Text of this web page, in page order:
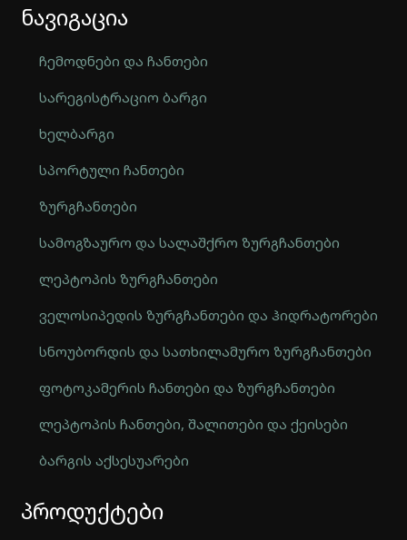
ნავიგაცია
ჩემოდნები და ჩანთები
სარეგისტრაციო ბარგი
ხელბარგი
სპორტული ჩანთები
ზურგჩანთები
სამოგზაურო და სალაშქრო ზურგჩანთები
ლეპტოპის ზურგჩანთები
ველოსიპედის ზურგჩანთები და ჰიდრატორები
სნოუბორდის და სათხილამურო ზურგჩანთები
ფოტოკამერის ჩანთები და ზურგჩანთები
ლეპტოპის ჩანთები, შალითები და ქეისები
ბარგის აქსესუარები
Hierarchic
Categories
პროდუქტები